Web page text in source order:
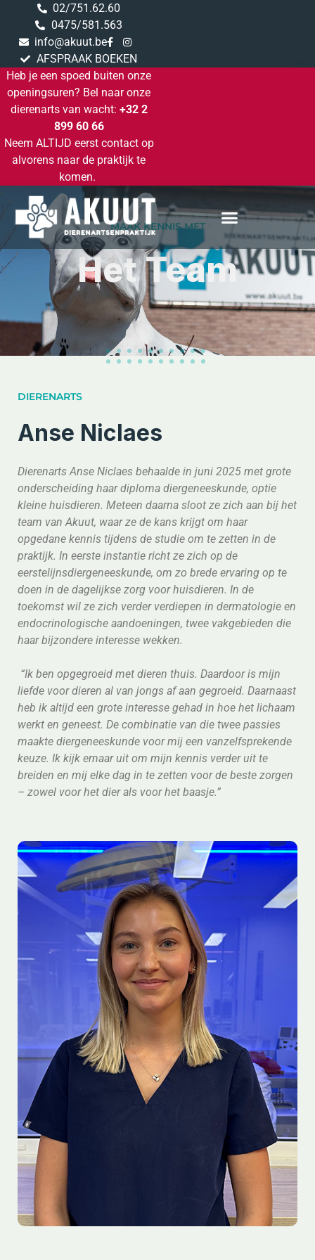
02/751.62.60
0475/581.563
info@akuut.be
AFSPRAAK BOEKEN
Heb je een spoed buiten onze
openingsuren? Bel naar onze
dierenarts van wacht: +32 2
899 60 66
Neem ALTIJD eerst contact op
alvorens naar de praktijk te
komen.
MAAK KENNIS MET
Het Team
DIERENARTS
Anse Niclaes
Dierenarts Anse Niclaes behaalde in juni 2025 met grote
onderscheiding haar diploma diergeneeskunde, optie
kleine huisdieren. Meteen daarna sloot ze zich aan bij het
team van Akuut, waar ze de kans krijgt om haar
opgedane kennis tijdens de studie om te zetten in de
praktijk. In eerste instantie richt ze zich op de
eerstelijnsdiergeneeskunde, om zo brede ervaring op te
doen in de dagelijkse zorg voor huisdieren. In de
toekomst wil ze zich verder verdiepen in dermatologie en
endocrinologische aandoeningen, twee vakgebieden die
haar bijzondere interesse wekken.
“Ik ben opgegroeid met dieren thuis. Daardoor is mijn
liefde voor dieren al van jongs af aan gegroeid. Daarnaast
heb ik altijd een grote interesse gehad in hoe het lichaam
werkt en geneest. De combinatie van die twee passies
maakte diergeneeskunde voor mij een vanzelfsprekende
keuze. Ik kijk ernaar uit om mijn kennis verder uit te
breiden en mij elke dag in te zetten voor de beste zorgen
– zowel voor het dier als voor het baasje.”